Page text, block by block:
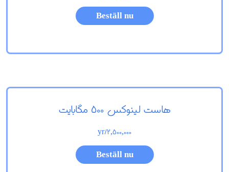
Beställ nu
هاست لینوکس 500 مگابایت
2,500,000
/yr
Beställ nu